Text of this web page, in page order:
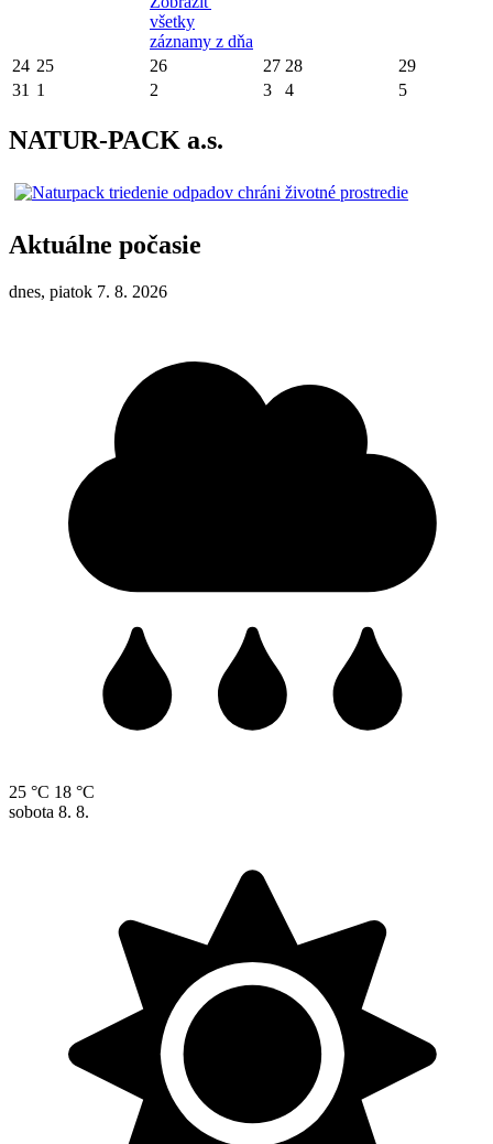
všetky
záznamy z dňa
24 25 26 27 28
29
31 1 2 3 4 5
NATUR-PACK a.s.
Aktuálne počasie
dnes, piatok 7. 8. 2026
25 °C 18 °C
sobota 8. 8.